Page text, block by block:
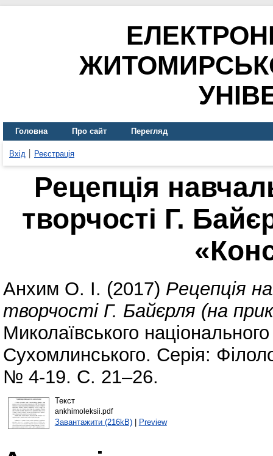
Головна Про сайт Перегляд
Вхід Реєстрація
Рецепція
творчості Г.
Анхим О. І. (2017) Рецепція
творчості Г. Байєрля (на
Миколаївського
Сухомлинського. Серiя:
№ 4-19. С. 21–26.
Текст
ankhimoleksii.pdf
Завантажити (216kB)| Preview